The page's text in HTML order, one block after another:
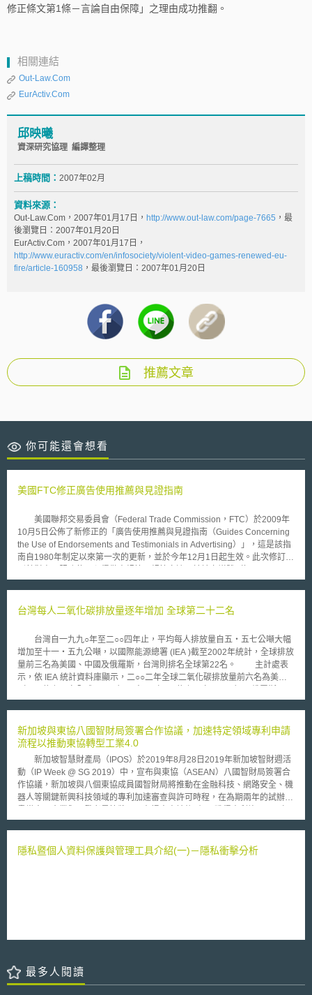
修正條文第1條－言論自由保障」之理由成功推翻。
相關連結
Out-Law.Com
EurActiv.Com
邱映曦
資深研究協理 編譯整理
上稿時間： 2007年02月
資料來源：
Out-Law.Com，2007年01月17日， http://www.out-law.com/page-7665 ，最
後瀏覽日：2007年01月20日
EurActiv.Com，2007年01月17日，
http://www.euractiv.com/en/infosociety/violent-video-games-renewed-eu-
fire/article-160958 ，最後瀏覽日：2007年01月20日
推薦文章
你可能還會想看
美國FTC修正廣告使用推薦與見證指南
美國聯邦交易委員會（Federal Trade Commission，FTC）於2009年
10月5日公佈了新修正的「廣告使用推薦與見證指南（Guides Concerning
the Use of Endorsements and Testimonials in Advertising）」，這是該指
南自1980年制定以來第一次的更新，並於今年12月1日起生效。此次修訂特
Facebook、Twitter及各種類型的部落格等具互動性的媒體）中之心得分
制的對象。 在社交媒體中所傳遞之商品心得訊息，特別是名人（在該
大，甚至會改變其是否選擇消費該商品或服務之意願，但其真實性卻未必有
相當之保障。有鑑於此，FTC於新修正之指南中即對於心得分享之訊息作出
相應規範，重點如下： 1.心得分享者若由商品或服務提供者處受有金錢或相
當程度的利益給付，即非單純之心得分享，而有與廣告相同之性質。因此若
有虛偽不實陳述的狀況，亦視為是不實廣告。 2.心得分享者必須揭露其與商
果，而該研究機構為該公司所贊助時，廣告中必須揭露兩者的利益關係。 4.
規定者，可能會依美國聯邦交易委員會法第5條（FTC Act Sec.5）之相關規
定每次最高得處以1萬1千美元罰鍰。 此規定之公布引起了部落客（部
落格使用者）之質疑，因此FTC廣告實務科（The Division of advertising
Practices）之副科長Richard Cleland特別對此做出澄清，其指出：「FTC
不會立刻處以罰鍰，也並非所有個案均嚴重至須處以罰鍰。較有可能的作法
是，先以警告函警告違規的部落客。且FTC無權對違反FTC法案的行為直接
處以罰鍰，若事態嚴重，則FTC會將案件移送地方法院，由法院做出各種處
斷，最重可至罰鍰。」 此一指南的約束，固然提供了消費者分辨廣告
及服務業者有利益關係，仍有待實務的累積。
台灣每人二氧化碳排放量逐年增加 全球第二十二名
台灣自一九九○年至二○○四年止，平均每人排放量自五‧五七公噸大幅
增加至十一‧五九公噸，以國際能源總署 (IEA )截至2002年統計，全球排放
量前三名為美國、中國及俄羅斯，台灣則排名全球第22名。 主計處表
示，依 IEA 統計資料庫顯示，二○○二年全球二氧化碳排放量前六名為美國
（15.2億噸，占6.2 ﹪）、日本（11.8億噸，占4.8 ﹪）、印度（10.5億
為第28名），排放量占全球總量約1﹪，而經濟發展程度與我國相近的南
韓、新加坡排名分別為第9名（4.7億噸，占1.9﹪）及52名（5500萬噸，占
0.2﹪）。 行政院主計處據工研院能源與資源研究所統計，公佈最新
「我國燃料燃燒排放二氧化碳」概況，台灣溫室氣體排放以二氧化碳為最大
宗，佔八成以上，至二○○四年為 2.6億噸。 主計處指出，為抑制人為溫
室氣體排放導致全球氣候變遷加劇現象，聯合國在一九九二年通過「聯合國
氣候變化綱要公約」，且為落實排放管制工作，具有約束效力的「京都議定
溫室氣體排放量平均應削減至比一九九○年低五‧二 %水準。在全球持續增
關部會順應國際永續發展潮流，正積極落實檢討溫室氣體排放減量政策。
新加坡與東協八國智財局簽署合作協議，加速特定領域專利申請
流程以推動東協轉型工業4.0
新加坡智慧財產局（IPOS）於2019年8月28日2019年新加坡智財週活
動（IP Week @ SG 2019）中，宣布與東協（ASEAN）八國智財局簽署合
作協議，新加坡與八個東協成員國智財局將推動在金融科技、網路安全、機
器人等關鍵新興科技領域的專利加速審查與許可時程，在為期兩年的試辦計
速東協國家在推動轉型工業4.0相關基礎建設與製造的進程（Acceleration
東協國家掌握工業4.0為全球所帶來預計高達1.2兆至3.7兆美元的龐大商
價值，亦同時鞏固新加坡作為創新中心的國際地位與經濟成長動能。
隱私暨個人資料保護與管理工具介紹(一)－隱私衝擊分析
最多人閱讀